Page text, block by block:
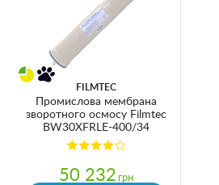
FILMTEC
Промислова мембрана
зворотного осмосу Filmtec
BW30XFRLE-400/34
50 232 грн